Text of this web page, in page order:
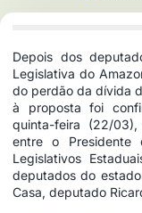
Depois dos
Legislativa do
do perdão da dívida
à proposta foi
quinta-feira (22/
entre o Presidente
Legislativos
deputados do
Casa, deputado